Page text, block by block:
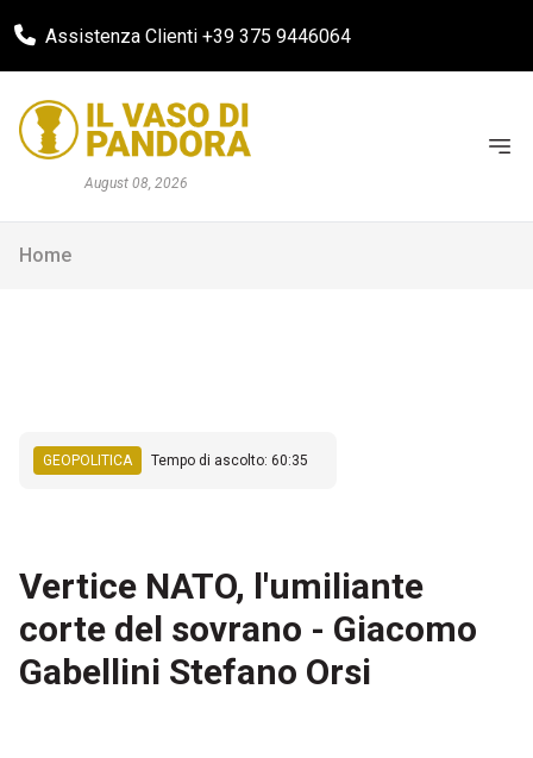
Assistenza Clienti +39 375 9446064
August 08, 2026
Home
GEOPOLITICA Tempo di ascolto: 60:35
Vertice NATO, l'umiliante
corte del sovrano - Giacomo
Gabellini Stefano Orsi